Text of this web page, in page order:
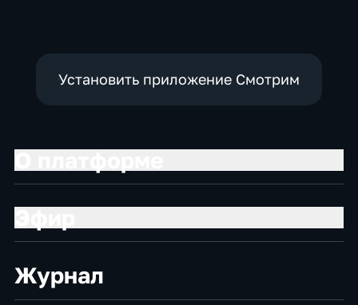
Установить приложение Смотрим
Журнал